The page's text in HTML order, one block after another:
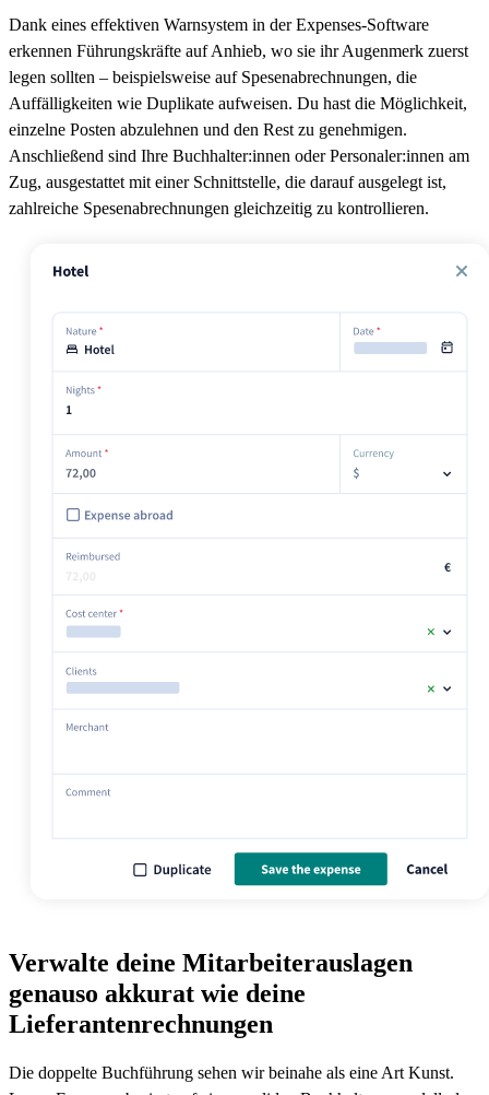
Dank eines effektiven Warnsystem in der Expenses-Software
erkennen Führungskräfte auf Anhieb, wo sie ihr Augenmerk zuerst
legen sollten – beispielsweise auf Spesenabrechnungen, die
Auffälligkeiten wie Duplikate aufweisen. Du hast die Möglichkeit,
einzelne Posten abzulehnen und den Rest zu genehmigen.
Anschließend sind Ihre Buchhalter:innen oder Personaler:innen am
Zug, ausgestattet mit einer Schnittstelle, die darauf ausgelegt ist,
zahlreiche Spesenabrechnungen gleichzeitig zu kontrollieren.
Verwalte deine Mitarbeiterauslagen
genauso akkurat wie deine
Lieferantenrechnungen
Die doppelte Buchführung sehen wir beinahe als eine Art Kunst.